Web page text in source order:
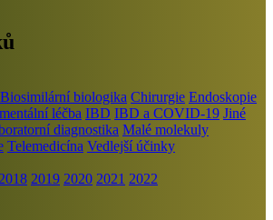
Biosimilární biologika Chirurgie Endoskopie
léčba IBD IBD a COVID-19 Jiné
diagnostika Malé molekuly
Telemedicína Vedlejší účinky
2018 2019 2020 2021 2022